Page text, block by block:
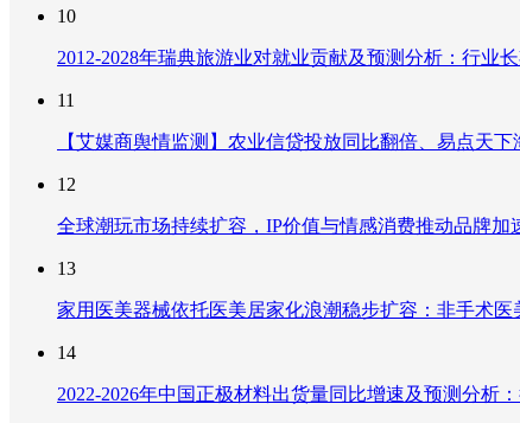
10
2012-2028年瑞典旅游业对就业贡献及预测分析：行业
11
【艾媒商舆情监测】农业信贷投放同比翻倍、易点天
12
全球潮玩市场持续扩容，IP价值与情感消费推动品牌加
13
家用医美器械依托医美居家化浪潮稳步扩容：非手术
14
2022-2026年中国正极材料出货量同比增速及预测分析